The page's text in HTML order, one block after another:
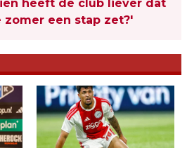
heeft de club liever dat
zomer een stap zet?'